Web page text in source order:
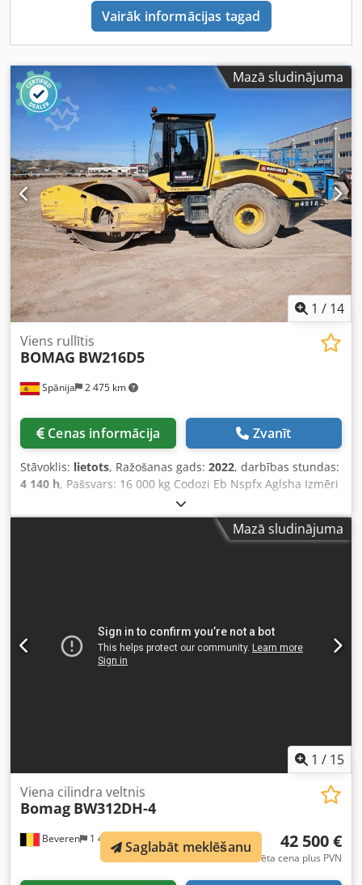
Vairāk informācijas tagad
Mazā sludinājuma
1 / 14
Spānija 2 475 km
Viens rullītis
BOMAG BW216D5
Cenas informācija Zvanīt
Stāvoklis: lietots, Ražošanas gads: 2022, darbības stundas:
4 140 h, Pašsvars: 16 000 kg Codozi Eb Nspfx Aglsha Izmēri
(garums x platums x augstums): 622 x 230 x 299 cm
Mazā sludinājuma
1 / 15
Beveren 1 463 km
Viena cilindra veltnis
Bomag BW312DH-4
42 500 €
Fiksēta cena plus PVN
Saglabāt meklēšanu